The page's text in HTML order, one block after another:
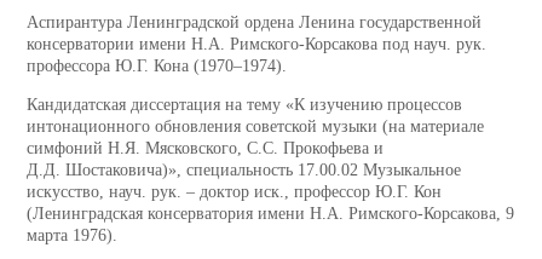
Аспирантура Ленинградской ордена Ленина государственной
консерватории имени Н.А. Римского-Корсакова под науч. рук.
профессора Ю.Г. Кона (1970–1974).
Кандидатская диссертация на тему «К изучению процессов
интонационного обновления советской музыки (на материале
симфоний Н.Я. Мясковского, С.С. Прокофьева и
Д.Д. Шостаковича)», специальность 17.00.02 Музыкальное
искусство, науч. рук. – доктор иск., профессор Ю.Г. Кон
(Ленинградская консерватория имени Н.А. Римского-Корсакова, 9
марта 1976).